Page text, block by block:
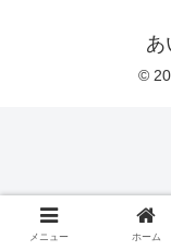
あ
©
メニュー ホーム